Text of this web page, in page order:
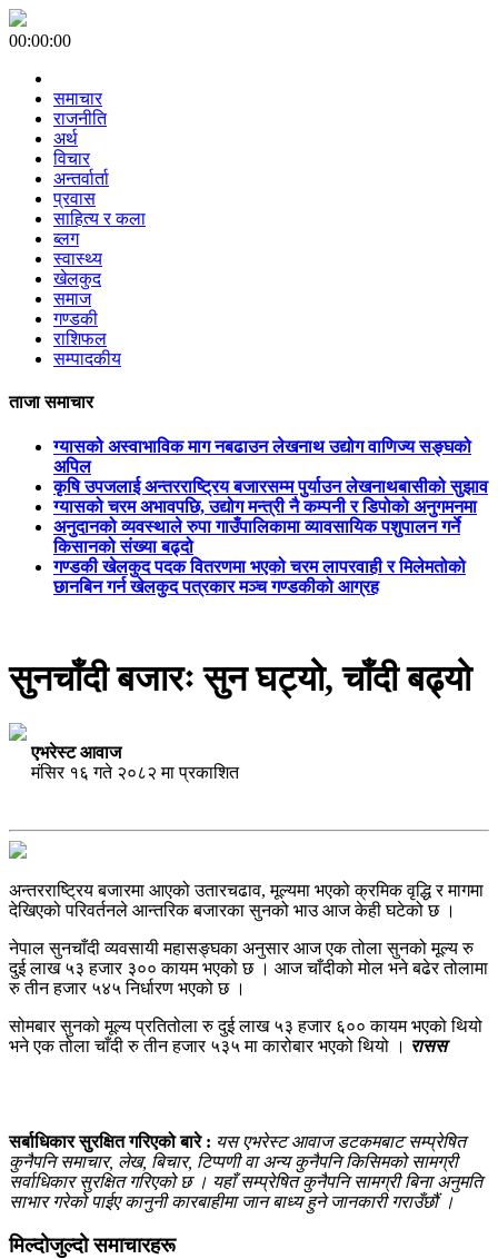
00:00:00
समाचार
राजनीति
अर्थ
विचार
अन्तर्वार्ता
प्रवास
साहित्य र कला
ब्लग
स्वास्थ्य
खेलकुद
समाज
गण्डकी
राशिफल
सम्पादकीय
ताजा समाचार
ग्यासको अस्वाभाविक माग नबढाउन लेखनाथ उद्योग वाणिज्य सङ्घको
अपिल
कृषि उपजलाई अन्तरराष्ट्रिय बजारसम्म पुर्याउन लेखनाथबासीको सुझाव
ग्यासको चरम अभावपछि, उद्योग मन्त्री नै कम्पनी र डिपोको अनुगमनमा
अनुदानको व्यवस्थाले रुपा गाउँपालिकामा व्यावसायिक पशुपालन गर्ने
किसानको संख्या बढ्दो
गण्डकी खेलकुद पदक वितरणमा भएको चरम लापरवाही र मिलेमतोको
छानबिन गर्न खेलकुद पत्रकार मञ्च गण्डकीको आग्रह
सुनचाँदी बजारः सुन घट्यो, चाँदी बढ्यो
एभरेस्ट आवाज
मंसिर १६ गते २०८२ मा प्रकाशित
अन्तरराष्ट्रिय बजारमा आएको उतारचढाव, मूल्यमा भएको क्रमिक वृद्धि र मागमा
देखिएको परिवर्तनले आन्तरिक बजारका सुनको भाउ आज केही घटेको छ ।
नेपाल सुनचाँदी व्यवसायी महासङ्घका अनुसार आज एक तोला सुनको मूल्य रु
दुई लाख ५३ हजार ३०० कायम भएको छ । आज चाँदीको मोल भने बढेर तोलामा
रु तीन हजार ५४५ निर्धारण भएको छ ।
सोमबार सुनको मूल्य प्रतितोला रु दुई लाख ५३ हजार ६०० कायम भएको थियो
भने एक तोला चाँदी रु तीन हजार ५३५ मा कारोबार भएको थियो । रासस
सर्बाधिकार सुरक्षित गरिएको बारे : यस एभरेस्ट आवाज डटकमबाट सम्प्रेषित
कुनैपनि समाचार, लेख, बिचार, टिप्पणी वा अन्य कुनैपनि किसिमको सामग्री
सर्वाधिकार सुरक्षित गरिएको छ । यहाँ सम्प्रेषित कुनैपनि सामग्री बिना अनुमति
साभार गरेको पाईए कानुनी कारबाहीमा जान बाध्य हुने जानकारी गराउँछौं ।
मिल्दोजुल्दो समाचारहरू